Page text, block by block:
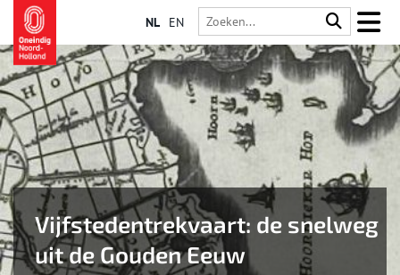
NL EN
Vijfstedentrekvaart: de snelweg
uit de Gouden Eeuw